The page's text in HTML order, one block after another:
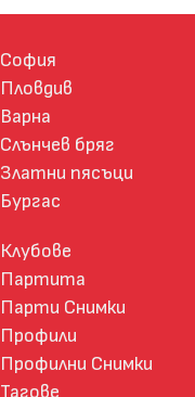
София
Пловдив
Варна
Слънчев бряг
Златни пясъци
Бургас
Клубове
Партита
Парти Снимки
Профили
Профилни Снимки
Тагове